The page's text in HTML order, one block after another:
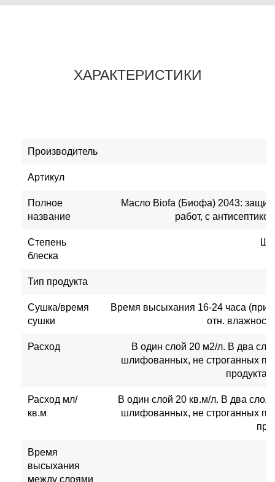
ХАРАКТЕРИСТИКИ
Производитель
Артикул
Полное
название
Масло Biofa (Биофа) 2043:
работ, с
Степень
блеска
Тип продукта
Сушка/время
сушки
Время высыхания 16-24 часа (при
отн.
Расход
В один слой 20 м2/л. В два
шлифованных, не строганных
продукта
Расход мл/
кв.м
В один слой 20 кв.м/л. В два слоя
шлифованных, не строганных
Время
высыхания
между слоями